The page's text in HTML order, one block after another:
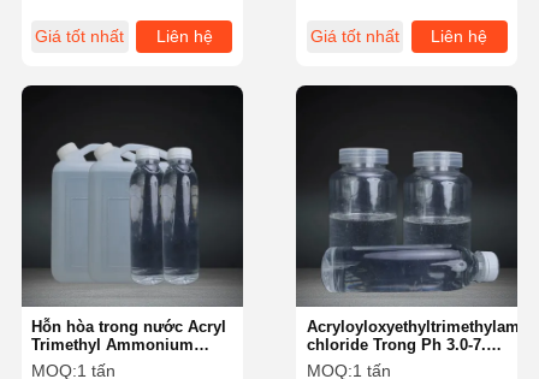
Giá tốt nhất Liên hệ Giá tốt nhất Liên hệ
Hỗn hòa trong nước Acryl
Trimethyl Ammonium
Chloride Cationic
MOQ:1 tấn
chloride Trong Ph 3.0-7.0
Và Điều kiện lưu trữ 3
MOQ:1 tấn